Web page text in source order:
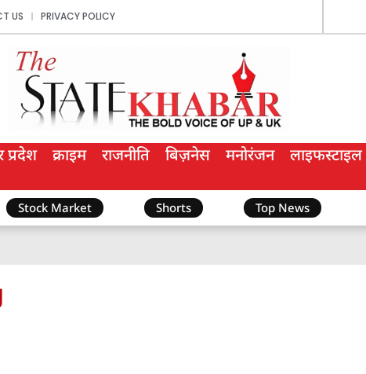
US PRIVACY POLICY
प्रदेश क्राइम राजनीति बिज़नेस मनोरंजन लाइफस्टाइल
Stock Market Shorts Top News